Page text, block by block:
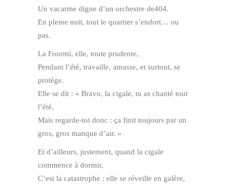
Un vacarme digne d’un orchestre de404.
En pleine nuit, tout le quartier s’endort… ou
pas.
La Fourmi, elle, toute prudente,
Pendant l’été, travaille, amasse, et surtout, se
protège.
Elle se dit : « Bravo, la cigale, tu as chanté tout
l’été,
Mais regarde-toi donc : ça finit toujours par un
gros, gros manque d’air. »
Et d’ailleurs, justement, quand la cigale
commence à dormir,
C’est la catastrophe : elle se réveille en galère,